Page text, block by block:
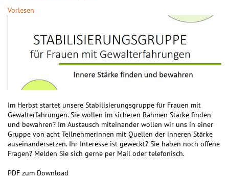
Vorlesen
Im Herbst startet unsere Stabilisierungsgruppe für Frauen mit
Gewalterfahrungen. Sie wollen im sicheren Rahmen Stärke finden
und bewahren? Im Austausch miteinander wollen wir uns in einer
Gruppe von acht Teilnehmerinnen mit Quellen der inneren Stärke
auseinandersetzen. Ihr Interesse ist geweckt? Sie haben noch offene
Fragen? Melden Sie sich gerne per Mail oder telefonisch.
PDF zum Download